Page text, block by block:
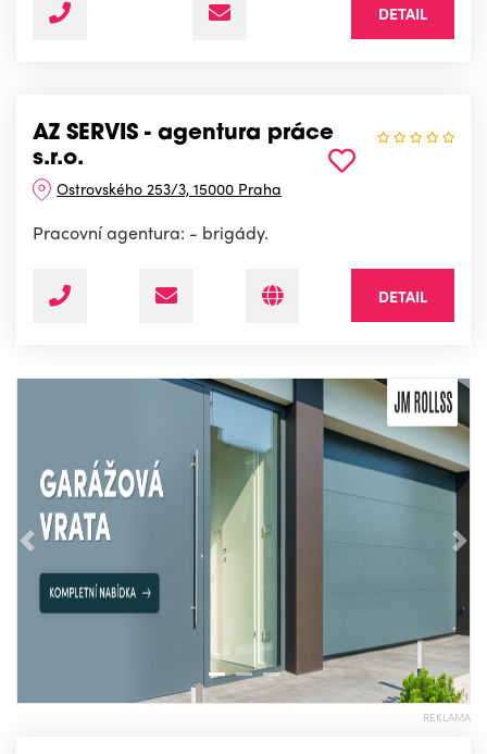
DETAIL
AZ SERVIS - agentura práce
s.r.o.
Ostrovského 253/3, 15000 Praha
Pracovní agentura: - brigády.
DETAIL
Předchozí
REKLAMA